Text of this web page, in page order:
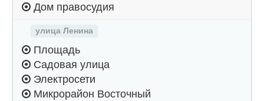
Дом правосудия
улица Ленина
Площадь
Садовая улица
Электросети
Микрорайон Восточный